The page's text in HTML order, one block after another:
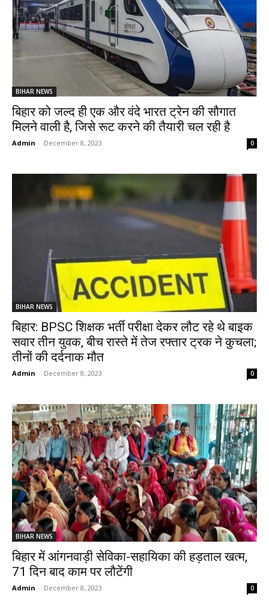
BIHAR NEWS
बिहार को जल्द ही एक और वंदे भारत ट्रेन की सौगात
मिलने वाली है, जिसे रूट करने की तैयारी चल रही है
Admin - December 8, 2023 0
BIHAR NEWS
बिहार: BPSC शिक्षक भर्ती परीक्षा देकर लौट रहे थे बाइक
सवार तीन युवक, बीच रास्ते में तेज रफ्तार ट्रक ने कुचला;
तीनों की दर्दनाक मौत
Admin - December 8, 2023 0
BIHAR NEWS
बिहार में आंगनवाड़ी सेविका-सहायिका की हड़ताल खत्म,
71 दिन बाद काम पर लौटेंगी
Admin - December 8, 2023 0